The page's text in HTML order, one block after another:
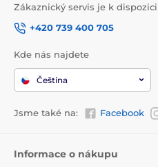
Zákaznický servis je k dispozici
+420 739 400 705
Kde nás najdete
Čeština
Jsme také na: Facebook
Informace o nákupu